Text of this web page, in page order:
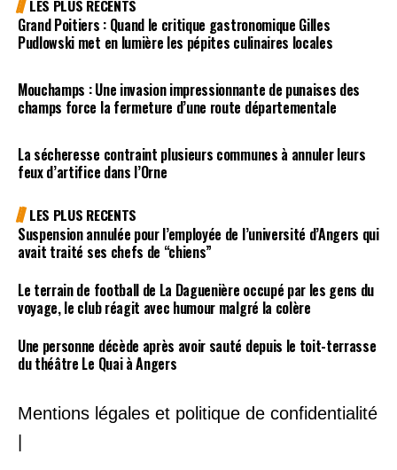
LES PLUS RÉCENTS
Grand Poitiers : Quand le critique gastronomique Gilles
Pudlowski met en lumière les pépites culinaires locales
Mouchamps : Une invasion impressionnante de punaises des
champs force la fermeture d’une route départementale
La sécheresse contraint plusieurs communes à annuler leurs
feux d’artifice dans l’Orne
LES PLUS RECENTS
Suspension annulée pour l’employée de l’université d’Angers qui
avait traité ses chefs de “chiens”
Le terrain de football de La Daguenière occupé par les gens du
voyage, le club réagit avec humour malgré la colère
Une personne décède après avoir sauté depuis le toit-terrasse
du théâtre Le Quai à Angers
Mentions légales et politique de confidentialité
|